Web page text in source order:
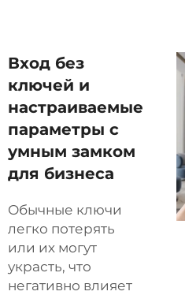
Вход без
ключей и
настраиваемые
параметры с
умным замком
для бизнеса
Обычные ключи
легко потерять
или их могут
украсть, что
негативно влияет